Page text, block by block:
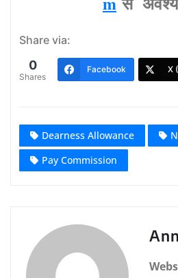
Share via:
0
Shares
Facebook X
Dearness Allowance
Pay Commission